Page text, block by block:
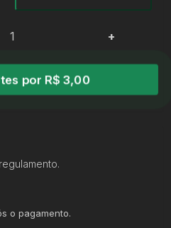
+
por R$ 3,00
o pagamento.